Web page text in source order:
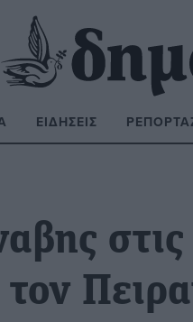
ΕΙΔΉΣΕΙΣ